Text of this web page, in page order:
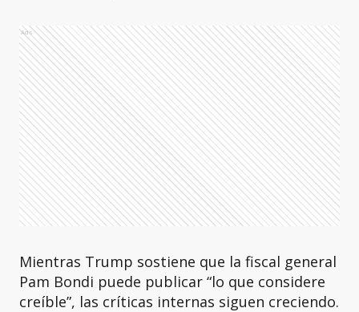
Ads
Mientras Trump sostiene que la fiscal general
Pam Bondi puede publicar “lo que considere
creíble”, las críticas internas siguen creciendo.